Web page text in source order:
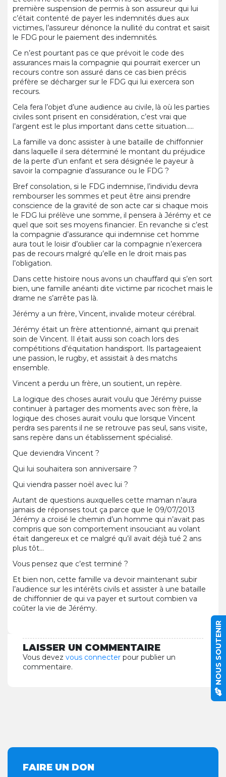
première suspension de permis à son assureur qui lui
c’était contenté de payer les indemnités dues aux
victimes, l’assureur dénonce la nullité du contrat et saisit
le FDG pour le paiement des indemnités.
Ce n’est pourtant pas ce que prévoit le code des
assurances mais la compagnie qui pourrait exercer un
recours contre son assuré dans ce cas bien précis
préfère se décharger sur le FDG qui lui exercera son
recours.
Cela fera l’objet d’une audience au civile, là où les parties
civiles sont prisent en considération, c’est vrai que
l’argent est le plus important dans cette situation…..
La famille va donc assister à une bataille de chiffonnier
dans laquelle il sera déterminé le montant du préjudice
de la perte d’un enfant et sera désignée le payeur à
savoir la compagnie d’assurance ou le FDG ?
Bref consolation, si le FDG indemnise, l’individu devra
rembourser les sommes et peut être ainsi prendre
conscience de la gravité de son acte car si chaque mois
le FDG lui prélève une somme, il pensera à Jérémy et ce
quel que soit ses moyens financier. En revanche si c’est
la compagnie d’assurance qui indemnise cet homme
aura tout le loisir d’oublier car la compagnie n’exercera
pas de recours malgré qu’elle en le droit mais pas
l’obligation.
Dans cette histoire nous avons un chauffard qui s’en sort
bien, une famille anéanti dite victime par ricochet mais le
drame ne s’arrête pas là.
Jérémy a un frère, Vincent, invalide moteur cérébral.
Jérémy était un frère attentionné, aimant qui prenait
soin de Vincent. Il était aussi son coach lors des
compétitions d’équitation handisport. Ils partageaient
une passion, le rugby, et assistait à des matchs
ensemble.
Vincent a perdu un frère, un soutient, un repère.
La logique des choses aurait voulu que Jérémy puisse
continuer à partager des moments avec son frère, la
logique des choses aurait voulu que lorsque Vincent
perdra ses parents il ne se retrouve pas seul, sans visite,
sans repère dans un établissement spécialisé.
Que deviendra Vincent ?
Qui lui souhaitera son anniversaire ?
Qui viendra passer noël avec lui ?
Autant de questions auxquelles cette maman n’aura
jamais de réponses tout ça parce que le 09/07/2013
Jérémy a croisé le chemin d’un homme qui n’avait pas
compris que son comportement insouciant au volant
était dangereux et ce malgré qu’il avait déjà tué 2 ans
plus tôt…
Vous pensez que c’est terminé ?
Et bien non, cette famille va devoir maintenant subir
l’audience sur les intérêts civils et assister à une bataille
de chiffonnier de qui va payer et surtout combien va
coûter la vie de Jérémy.
LAISSER UN COMMENTAIRE
Vous devez vous connecter pour publier un
commentaire.
FAIRE UN DON
NOUS SOUTENIR